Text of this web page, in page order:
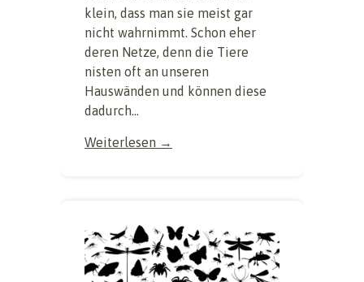
klein, dass man sie meist gar
nicht wahrnimmt. Schon eher
deren Netze, denn die Tiere
nisten oft an unseren
Hauswänden und können diese
dadurch...
Weiterlesen →